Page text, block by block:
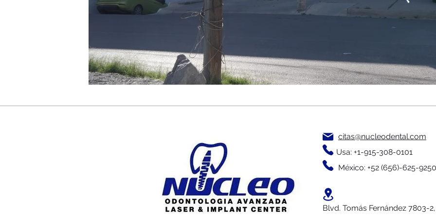
citas@nucleodental.com
Usa: +1-915-308-0101
México: +52 (656)-625-9250
Blvd. Tomás Fernández 7803-2,